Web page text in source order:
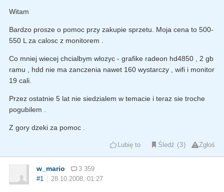
Witam
Bardzo prosze o pomoc przy zakupie sprzetu. Moja cena to 500-
550 L za calosc z monitorem .
Co mniej wiecej chcialbym wlozyc - grafike radeon hd4850 , 2 gb
ramu , hdd nie ma zanczenia nawet 160 wystarczy , wifi i monitor
19 cali.
Przez ostatnie 5 lat nie siedzialem w temacie i teraz sie troche
pogubilem .
Z gory dzeki za pomoc .
Lubię to Śledź 3 Zgłoś
w_mario
3 359
#1
28.10.2008, 01:27